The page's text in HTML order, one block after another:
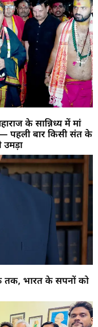
के सान्निध्य में मां
— पहली बार किसी संत के
तक, भारत के सपनों को